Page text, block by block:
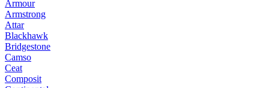
Armour
Armstrong
Attar
Blackhawk
Bridgestone
Camso
Ceat
Composit